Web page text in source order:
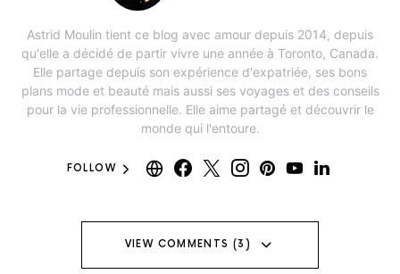
Astrid Moulin tient ce blog avec amour depuis 2014, depuis
qu'elle a décidé de partir vivre une année à Toronto, Canada.
Elle partage depuis son expérience d'expatriée, ses bons
plans mode et beauté mais aussi ses voyages et des conseils
pour la vie professionnelle. Elle aime partagé et découvrir le
monde qui l'entoure.
FOLLOW
VIEW COMMENTS (3)